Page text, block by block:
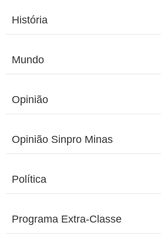
História
Mundo
Opinião
Opinião Sinpro Minas
Política
Programa Extra-Classe